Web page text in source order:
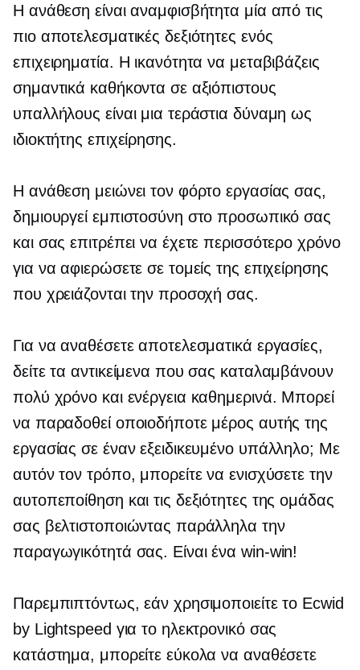
Η ανάθεση είναι αναμφισβήτητα μία από τις
πιο αποτελεσματικές δεξιότητες ενός
επιχειρηματία. Η ικανότητα να μεταβιβάζεις
σημαντικά καθήκοντα σε αξιόπιστους
υπαλλήλους είναι μια τεράστια δύναμη ως
ιδιοκτήτης επιχείρησης.
Η ανάθεση μειώνει τον φόρτο εργασίας σας,
δημιουργεί εμπιστοσύνη στο προσωπικό σας
και σας επιτρέπει να έχετε περισσότερο χρόνο
για να αφιερώσετε σε τομείς της επιχείρησης
που χρειάζονται την προσοχή σας.
Για να αναθέσετε αποτελεσματικά εργασίες,
δείτε τα αντικείμενα που σας καταλαμβάνουν
πολύ χρόνο και ενέργεια καθημερινά. Μπορεί
να παραδοθεί οποιοδήποτε μέρος αυτής της
εργασίας σε έναν εξειδικευμένο υπάλληλο; Με
αυτόν τον τρόπο, μπορείτε να ενισχύσετε την
αυτοπεποίθηση και τις δεξιότητες της ομάδας
σας βελτιστοποιώντας παράλληλα την
παραγωγικότητά σας. Είναι ένα win-win!
Παρεμπιπτόντως, εάν χρησιμοποιείτε το Ecwid
by Lightspeed για το ηλεκτρονικό σας
κατάστημα, μπορείτε εύκολα να αναθέσετε